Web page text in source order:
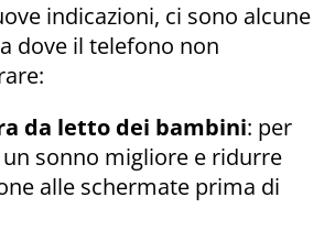
indicazioni, ci sono alcune
dove il telefono non
da letto dei bambini: per
sonno migliore e ridurre
alle schermate prima di